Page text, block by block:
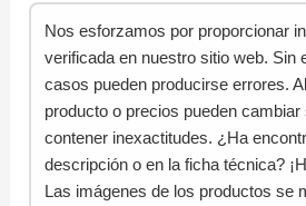
Nos esforzamos por proporcionar
verificada en nuestro sitio web. Sin
casos pueden producirse errores.
producto o precios pueden
contener inexactitudes. ¿Ha
descripción o en la ficha técnica?
Las imágenes de los productos se